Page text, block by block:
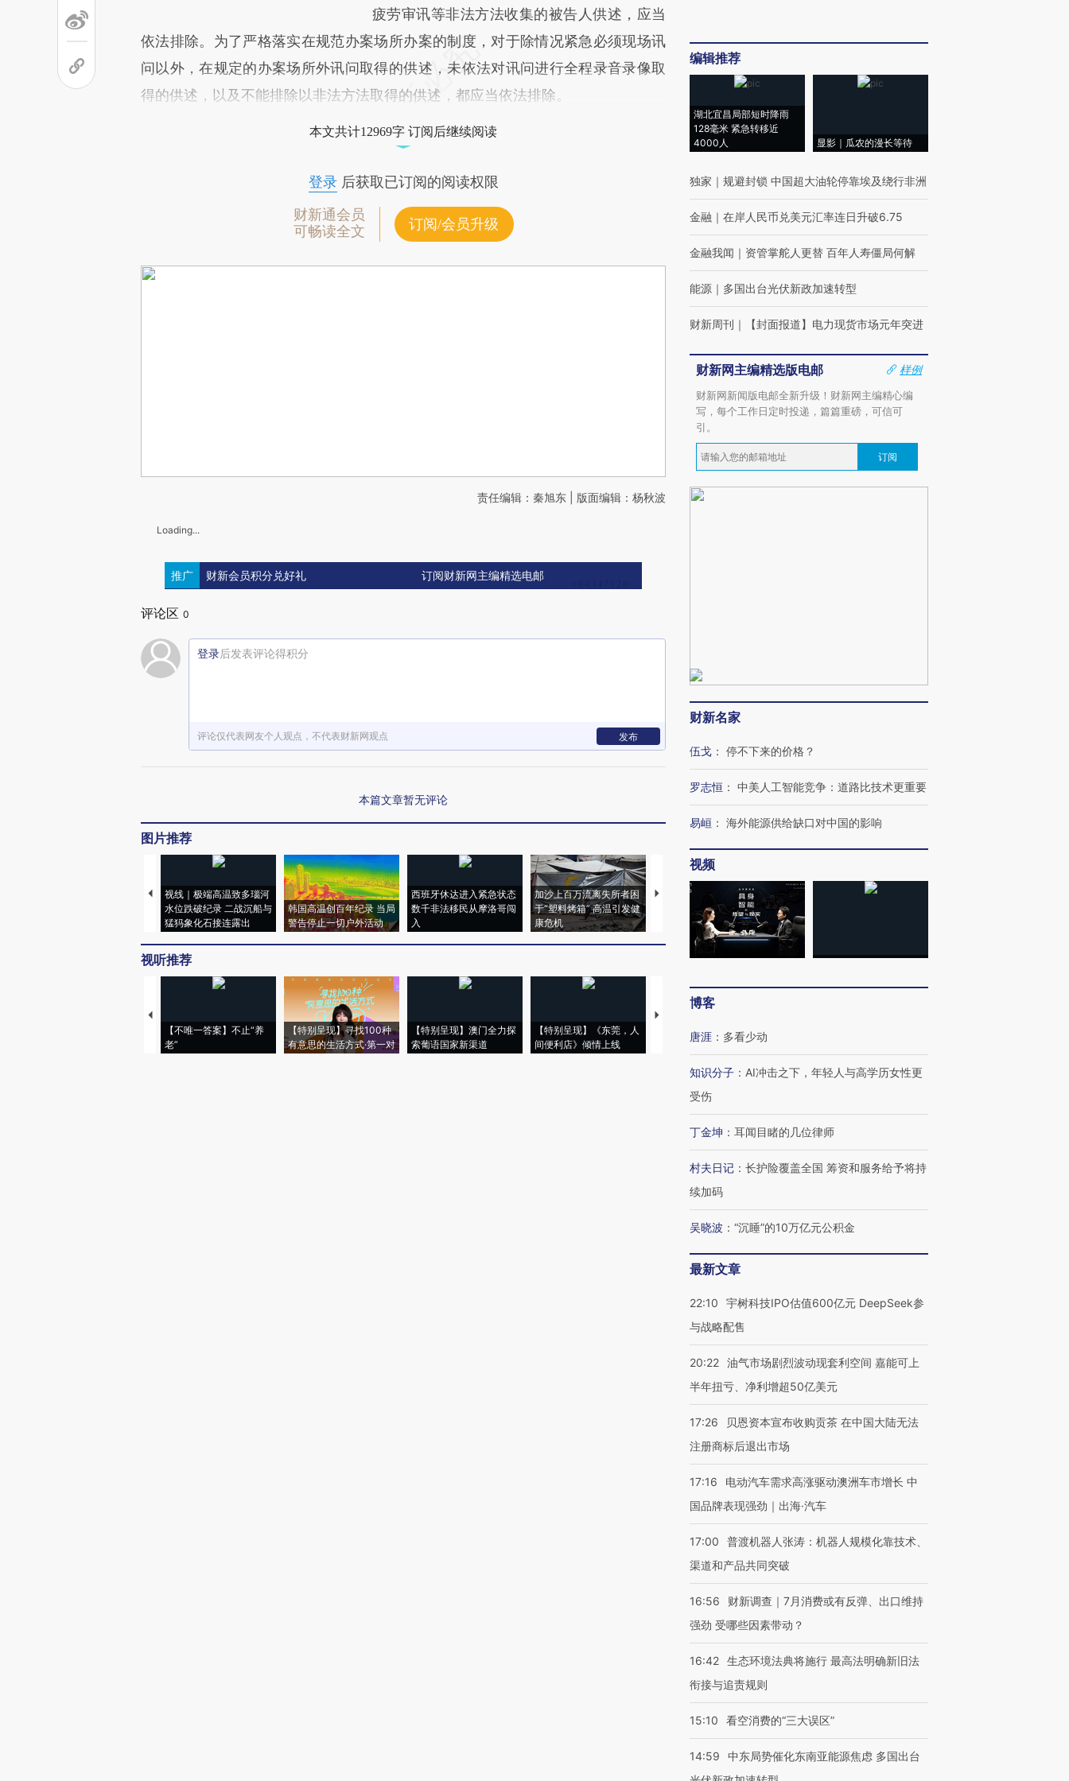
疲劳审讯等非法方法收集的被告人供述，应当
依法排除。为了严格落实在规范办案场所办案的制度，对于除情况紧急必须现场讯
问以外，在规定的办案场所外讯问取得的供述，未依法对讯问进行全程录音录像取
得的供述，以及不能排除以非法方法取得的供述，都应当依法排除。
本文共计12969字 订阅后继续阅读
登录后获取已订阅的阅读权限
财新通会员
可畅读全文
订阅/会员升级
责任编辑：秦旭东 | 版面编辑：杨秋波
Loading...
推广 财新会员积分兑好礼 订阅财新网主编精选电邮
评论区 0
登录后发表评论得积分
评论仅代表网友个人观点，不代表财新网观点 发布
本篇文章暂无评论
图片推荐
视线｜极端高温致多瑙河
水位跌破纪录 二战沉船与
猛犸象化石接连露出
韩国高温创百年纪录 当局
警告停止一切户外活动
西班牙休达进入紧急状态
数千非法移民从摩洛哥闯
入
加沙上百万流离失所者困
于“塑料烤箱” 高温引发健
康危机
视线｜HYROX的吸金
术：是什么让中产们甘
心“花钱找虐”？
马航飞行员跨国走私7万
粒摇头丸 尿检体内含3种
毒品
视听推荐
【不唯一答案】不止“养
老”
【特别呈现】寻找100种
有意思的生活方式·第一对
【特别呈现】澳门全力探
索葡语国家新渠道
【特别呈现】《东莞，人
间便利店》倾情上线
【推广】走进第四届链博
会，让数智科技“链”接产
编辑推荐
湖北宜昌局部短时降雨
128毫米 紧急转移近
4000人
显影｜瓜农的漫长等待
独家 ｜ 规避封锁 中国超大油轮停靠埃及绕行非洲
金融 ｜ 在岸人民币兑美元汇率连日升破6.75
金融我闻 ｜ 资管掌舵人更替 百年人寿僵局何解
能源 ｜ 多国出台光伏新政加速转型
财新周刊 ｜ 【封面报道】电力现货市场元年突进
财新网主编精选版电邮
样例
财新网新闻版电邮全新升级！财新网主编精心编
写，每个工作日定时投递，篇篇重磅，可信可
引。
订阅
财新名家
伍戈 ： 停不下来的价格？
罗志恒 ： 中美人工智能竞争：道路比技术更重要
易峘 ： 海外能源供给缺口对中国的影响
视频
博客
唐涯 ： 多看少动
知识分子 ： AI冲击之下，年轻人与高学历女性更
受伤
丁金坤 ： 耳闻目睹的几位律师
村夫日记 ： 长护险覆盖全国 筹资和服务给予将持
续加码
吴晓波 ： “沉睡”的10万亿元公积金
最新文章
22:10
宇树科技IPO估值600亿元 DeepSeek参
与战略配售
20:22 油气市场剧烈波动现套利空间 嘉能可上
半年扭亏、净利增超50亿美元
17:26
贝恩资本宣布收购贡茶 在中国大陆无法
注册商标后退出市场
17:16
电动汽车需求高涨驱动澳洲车市增长 中
国品牌表现强劲｜出海·汽车
17:00
普渡机器人张涛：机器人规模化靠技术、
渠道和产品共同突破
16:56
财新调查｜7月消费或有反弹、出口维持
强劲 受哪些因素带动？
16:42 生态环境法典将施行 最高法明确新旧法
衔接与追责规则
15:10 看空消费的“三大误区”
14:59
中东局势催化东南亚能源焦虑 多国出台